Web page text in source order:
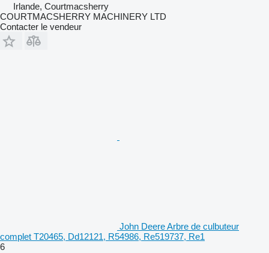
Irlande, Courtmacsherry
COURTMACSHERRY MACHINERY LTD
Contacter le vendeur
John Deere Arbre de culbuteur
complet T20465, Dd12121, R54986, Re519737, Re1
6